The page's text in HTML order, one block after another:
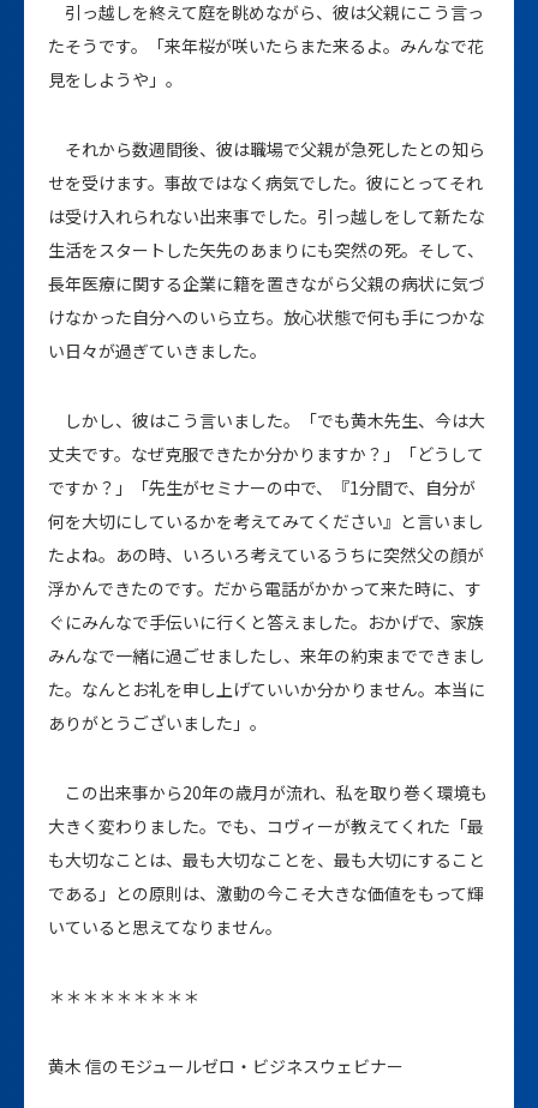
引っ越しを終えて庭を眺めながら、彼は父親にこう言っ
たそうです。「来年桜が咲いたらまた来るよ。みんなで花
見をしようや」。
それから数週間後、彼は職場で父親が急死したとの知ら
せを受けます。事故ではなく病気でした。彼にとってそれ
は受け入れられない出来事でした。引っ越しをして新たな
生活をスタートした矢先のあまりにも突然の死。そして、
長年医療に関する企業に籍を置きながら父親の病状に気づ
けなかった自分へのいら立ち。放心状態で何も手につかな
い日々が過ぎていきました。
しかし、彼はこう言いました。「でも黄木先生、今は大
丈夫です。なぜ克服できたか分かりますか？」「どうして
ですか？」「先生がセミナーの中で、『1分間で、自分が
何を大切にしているかを考えてみてください』と言いまし
たよね。あの時、いろいろ考えているうちに突然父の顔が
浮かんできたのです。だから電話がかかって来た時に、す
ぐにみんなで手伝いに行くと答えました。おかげで、家族
みんなで一緒に過ごせましたし、来年の約束までできまし
た。なんとお礼を申し上げていいか分かりません。本当に
ありがとうございました」。
この出来事から20年の歳月が流れ、私を取り巻く環境も
大きく変わりました。でも、コヴィーが教えてくれた「最
も大切なことは、最も大切なことを、最も大切にすること
である」との原則は、激動の今こそ大きな価値をもって輝
いていると思えてなりません。
＊＊＊＊＊＊＊＊＊
黄木 信のモジュールゼロ・ビジネスウェビナー